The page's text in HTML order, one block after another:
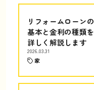
リフォームローンの
基本と金利の種類を
詳しく解説します
2026.03.31
家